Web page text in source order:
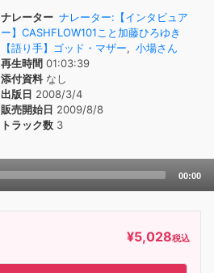
ナレーター ナレーター:【インタビュア
ー】CASHFLOW101こと加藤ひろゆき
【語り手】ゴッド・マザー, 小場さん
再生時間 01:03:39
添付資料なし
出版日 2008/3/4
販売開始日 2009/8/8
トラック数 3
00:00
¥5,028税込